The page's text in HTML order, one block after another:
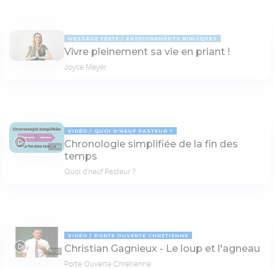
MESSAGE TEXTE ENSEIGNEMENTS BIBLIQUES
Vivre pleinement sa vie en priant !
Joyce Meyer
20:49
VIDÉO QUOI D'NEUF PASTEUR ?
Chronologie simplifiée de la fin des
temps
Quoi d'neuf Pasteur ?
35:22
VIDÉO PORTE OUVERTE CHRÉTIENNE
Christian Gagnieux - Le loup et l'agneau
Porte Ouverte Chrétienne